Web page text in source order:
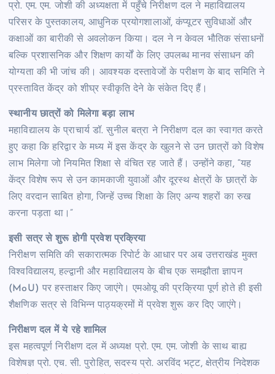
प्रो. एम. एम. जोशी की अध्यक्षता में पहुँचे निरीक्षण दल ने महाविद्यालय
परिसर के पुस्तकालय, आधुनिक प्रयोगशालाओं, कंप्यूटर सुविधाओं और
कक्षाओं का बारीकी से अवलोकन किया। दल ने न केवल भौतिक संसाधनों
बल्कि प्रशासनिक और शिक्षण कार्यों के लिए उपलब्ध मानव संसाधन की
योग्यता की भी जांच की। आवश्यक दस्तावेजों के परीक्षण के बाद समिति ने
प्रस्तावित केंद्र को शीघ्र स्वीकृति देने के संकेत दिए हैं।
स्थानीय छात्रों को मिलेगा बड़ा लाभ
महाविद्यालय के प्राचार्य डॉ. सुनील बत्रा ने निरीक्षण दल का स्वागत करते
हुए कहा कि हरिद्वार के मध्य में इस केंद्र के खुलने से उन छात्रों को विशेष
लाभ मिलेगा जो नियमित शिक्षा से वंचित रह जाते हैं। उन्होंने कहा, “यह
केंद्र विशेष रूप से उन कामकाजी युवाओं और दूरस्थ क्षेत्रों के छात्रों के
लिए वरदान साबित होगा, जिन्हें उच्च शिक्षा के लिए अन्य शहरों का रुख
करना पड़ता था।”
इसी सत्र से शुरू होगी प्रवेश प्रक्रिया
निरीक्षण समिति की सकारात्मक रिपोर्ट के आधार पर अब उत्तराखंड मुक्त
विश्वविद्यालय, हल्द्वानी और महाविद्यालय के बीच एक समझौता ज्ञापन
(MoU) पर हस्ताक्षर किए जाएंगे। एमओयू की प्रक्रिया पूर्ण होते ही इसी
शैक्षणिक सत्र से विभिन्न पाठ्यक्रमों में प्रवेश शुरू कर दिए जाएंगे।
निरीक्षण दल में ये रहे शामिल
इस महत्वपूर्ण निरीक्षण दल में अध्यक्ष प्रो. एम. एम. जोशी के साथ बाह्य
विशेषज्ञ प्रो. एच. सी. पुरोहित, सदस्य प्रो. अरविंद भट्ट, क्षेत्रीय निदेशक